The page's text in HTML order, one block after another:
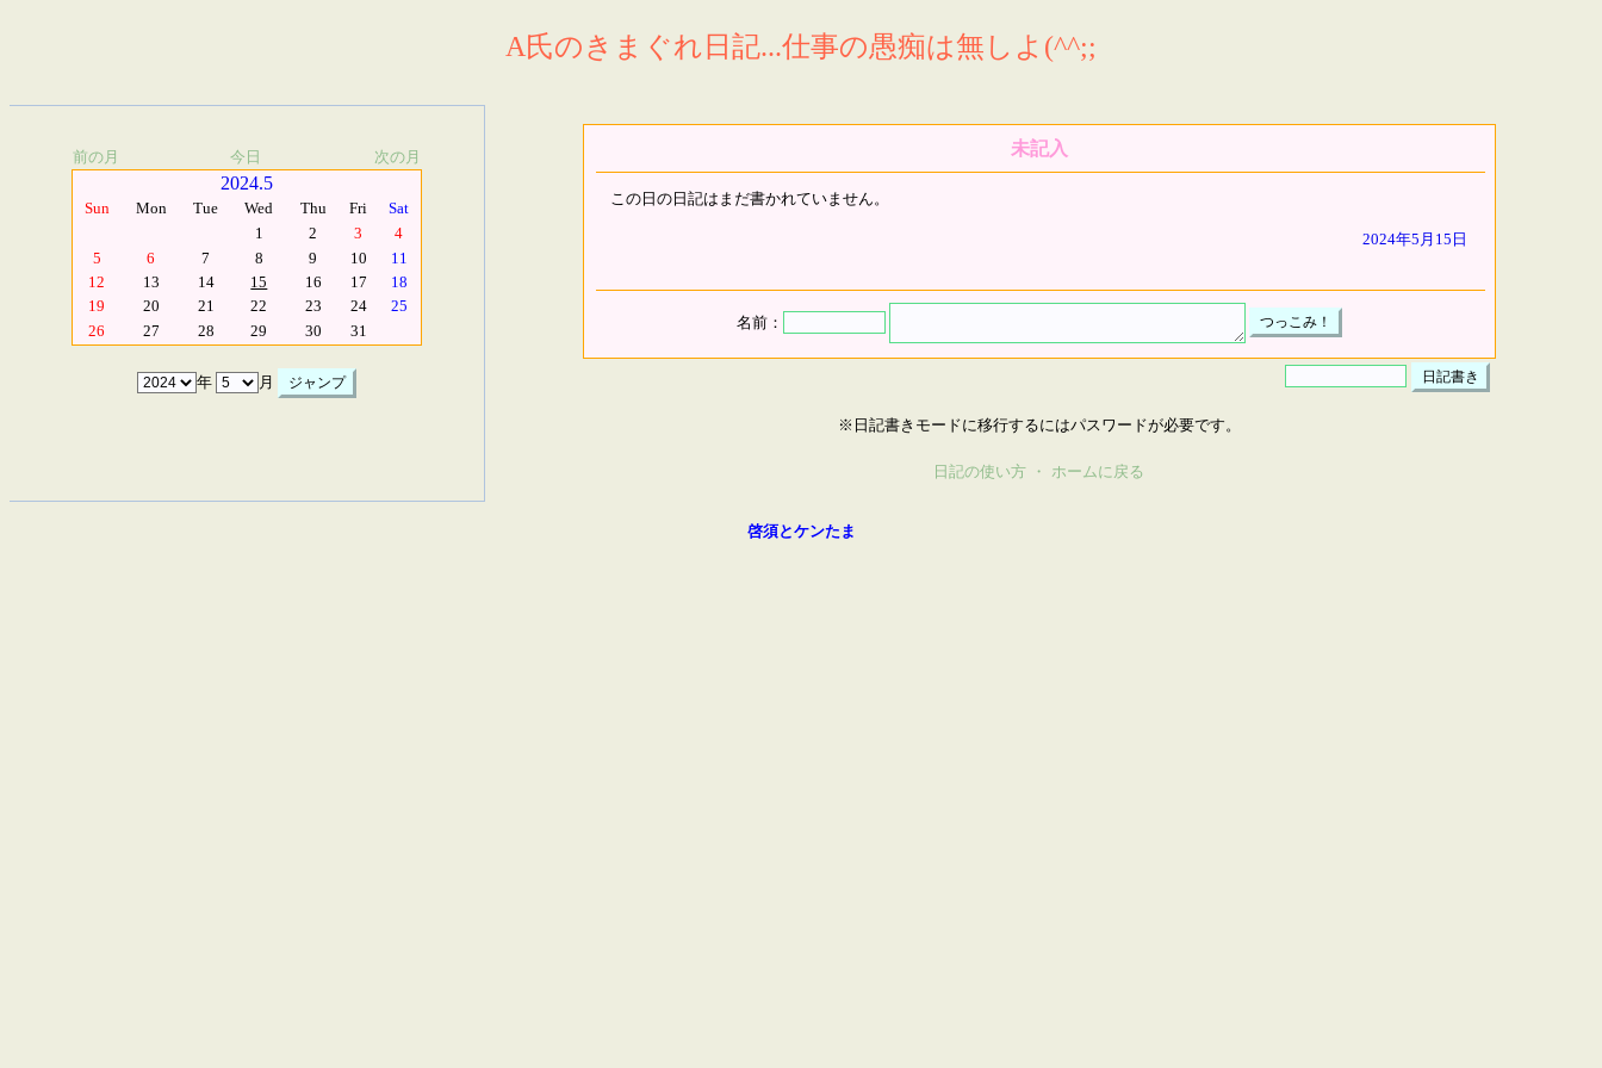
A氏のきまぐれ日記...仕事の愚痴は無しよ(^^;;
前の月 今日 次の月
2024.5
Sun Mon Tue Wed Thu Fri
Sat
1
2 3
4
5
6 7 8 9 10
11
12
13 14 15 16 17
18
19
20 21 22 23 24
25
26
27 28 29 30 31
年 月
未記入
この日の日記はまだ書かれていません。
2024年5月15日
名前：
※日記書きモードに移行するにはパスワードが必要です。
日記の使い方 ・ ホームに戻る
啓須とケンたま